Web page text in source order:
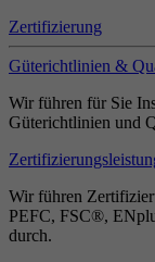
Zertifizierung
Güterichtlinien &
Wir führen für Sie
Güterichtlinien und
Wir führen
PEFC, FSC®,
durch.